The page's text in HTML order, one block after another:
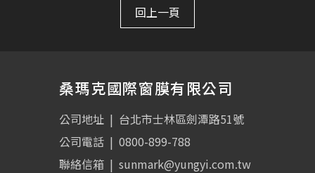
回上一頁
桑瑪克國際窗膜有限公司
公司地址 | 台北市士林區劍潭路51號
公司電話 | 0800-899-788
聯絡信箱 | sunmark@yungyi.com.tw